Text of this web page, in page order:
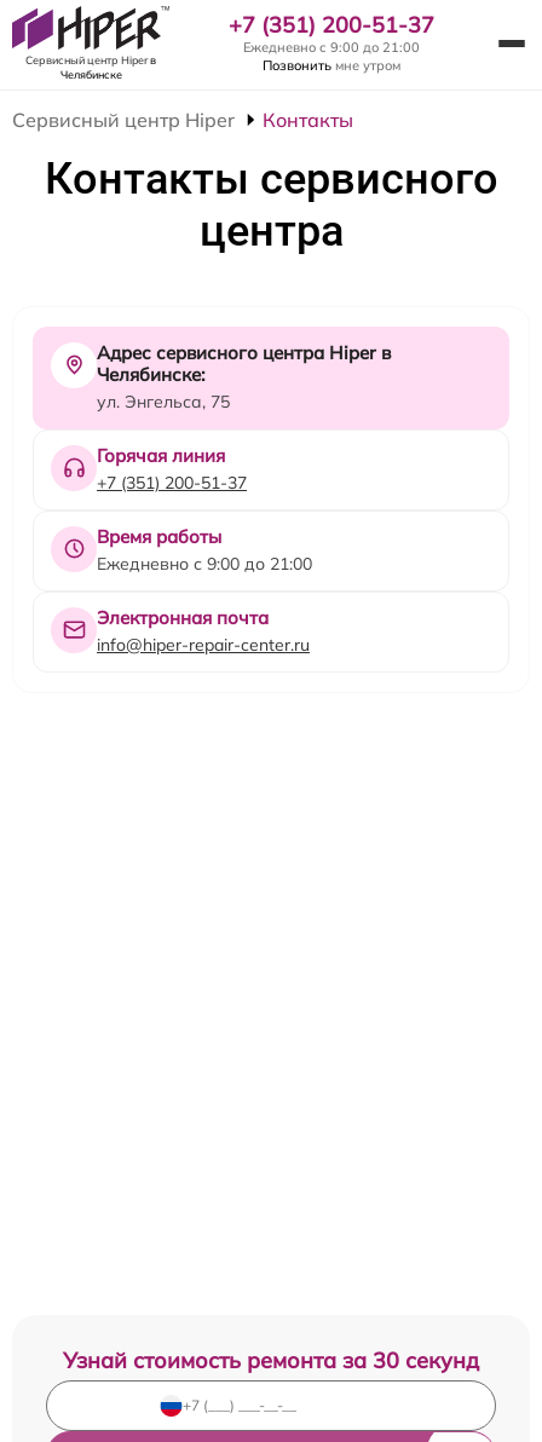
Сервисный центр Hiperв
Челябинске
+7 (351) 200-51-37
Ежедневно с 9:00 до 21:00
Позвонить мне утром
Сервисный центр Hiper Контакты
Контакты сервисного
центра
Адрес сервисного центра Hiper в
Челябинске:
ул. Энгельса, 75
Горячая линия
+7 (351) 200-51-37
Время работы
Ежедневно с 9:00 до 21:00
Электронная почта
info@hiper-repair-center.ru
Узнай стоимость ремонта за 30 секунд